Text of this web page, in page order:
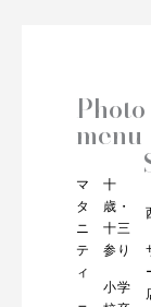
Photo
menu
マ
タ
ニ
テ
ィ
十
歳・
十三
参り
小学